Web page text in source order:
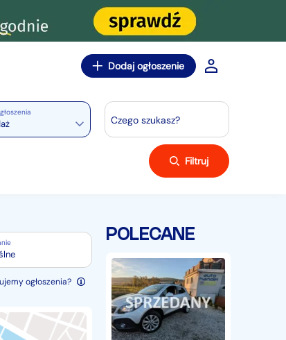
Dodaj ogłoszenie
Czego szukasz?
Filtruj
ogłoszenia?
POLECANE
Opel
Mokka
4x4
1,6
CDTI